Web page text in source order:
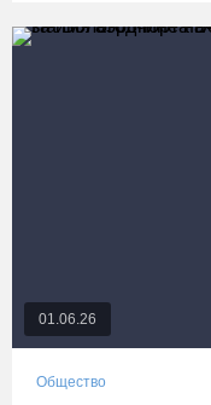
01.06.26
Общество